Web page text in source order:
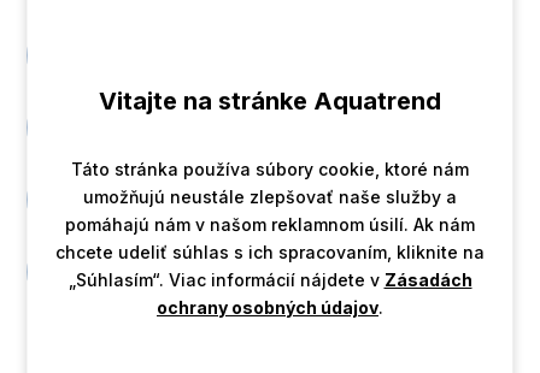
Facebook
Youtube
Vitajte na stránke Aquatrend
Táto stránka používa súbory cookie, ktoré nám
umožňujú neustále zlepšovať naše služby a
pomáhajú nám v našom reklamnom úsilí. Ak nám
chcete udeliť súhlas s ich spracovaním, kliknite na
„Súhlasím“. Viac informácií nájdete v Zásadách
ochrany osobných údajov.